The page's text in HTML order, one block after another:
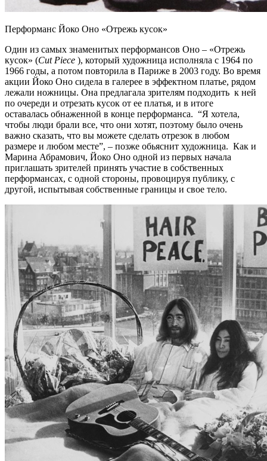
Перформанс Йоко Оно «Отрежь кусок»
Один из самых знаменитых перформансов Оно – «Отрежь
кусок» (Cut Piece ), который художница исполняла с 1964 по
1966 годы, а потом повторила в Париже в 2003 году. Во время
акции Йоко Оно сидела в галерее в эффектном платье, рядом
лежали ножницы. Она предлагала зрителям подходить к ней
по очереди и отрезать кусок от ее платья, и в итоге
оставалась обнаженной в конце перформанса. “Я хотела,
чтобы люди брали все, что они хотят, поэтому было очень
важно сказать, что вы можете сделать отрезок в любом
размере и любом месте”, – позже обьяснит художница. Как и
Марина Абрамович, Йоко Оно одной из первых начала
приглашать зрителей принять участие в собственных
перформансах, с одной стороны, провоцируя публику, с
другой, испытывая собственные границы и свое тело.